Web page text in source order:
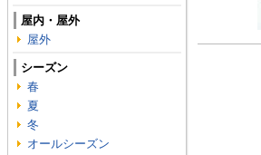
屋内・屋外
屋外
シーズン
春
夏
冬
オールシーズン